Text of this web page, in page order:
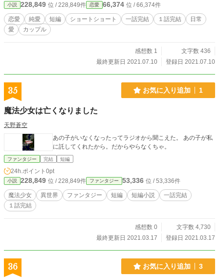
小説 228,849 位 / 228,849件 恋愛 66,374 位 / 66,374件
恋愛 純愛 短編 ショートショート 一話完結 １話完結
日常
愛
カップル
感想数 1
文字数 436
最終更新日 2021.07.10
登録日 2021.07.10
35 お気に入り追加 1
魔法少女は亡くなりました
天野蒼空
あの子がいなくなったってラジオから聞こえた。 あの子が私
に託してくれたから。だからやらなくちゃ。
ファンタジー 完結 短編
24h.ポイント 0pt
小説 228,849 位 / 228,849件 ファンタジー 53,336 位 / 53,336件
魔法少女 異世界 ファンタジー 短編 短編小説
一話完結
１話完結
感想数 0
文字数 4,730
最終更新日 2021.03.17
登録日 2021.03.17
36 お気に入り追加 3